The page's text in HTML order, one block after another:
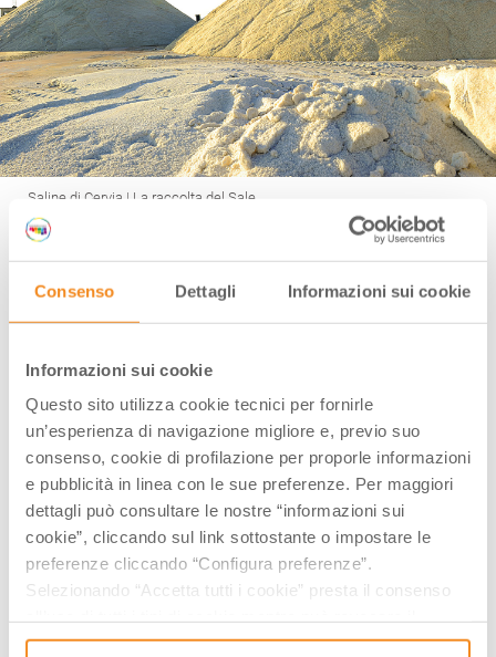
Consenso Dettagli Informazioni sui cookie
Informazioni sui cookie
Questo sito utilizza cookie tecnici per fornirle
un’esperienza di navigazione migliore e, previo suo
consenso, cookie di profilazione per proporle informazioni
e pubblicità in linea con le sue preferenze. Per maggiori
dettagli può consultare le nostre “informazioni sui
cookie”, cliccando sul link sottostante o impostare le
preferenze cliccando “Configura preferenze”.
Selezionando “Accetta tutti i cookie” presta il consenso
consenso cliccando su “Usa solo i cookie necessari” e
Saline di Cervia | La raccolta del Sale
TRADIZIONE E RIEVOCAZIONI
STORICHE
secondo fine settimana di settembre
de Sel) con lo spostamento tramiteburchielle
imbarcazioni a fondo piatto, del prodotto finito dalle
aree di lavorazione ai magazzini per lo stoccaggio.
Un momento di felicità popolare, festeggiato con la
manifestazione culturale ed enogastronomica
Sapore di Sale, che ancora oggi esalta la vita, la
storia e l’identità di una città nata dal mare e
cresciuta grazie a esso.